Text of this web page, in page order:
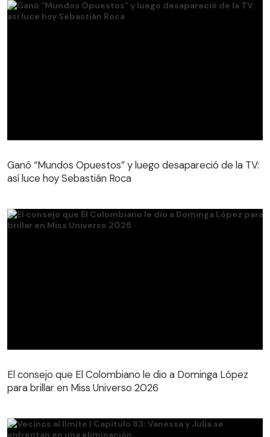
Ganó “Mundos Opuestos” y luego desapareció de la TV:
así luce hoy Sebastián Roca
para brillar en Miss Universo 2026
El consejo que El Colombiano le dio a Dominga López
para brillar en Miss Universo 2026